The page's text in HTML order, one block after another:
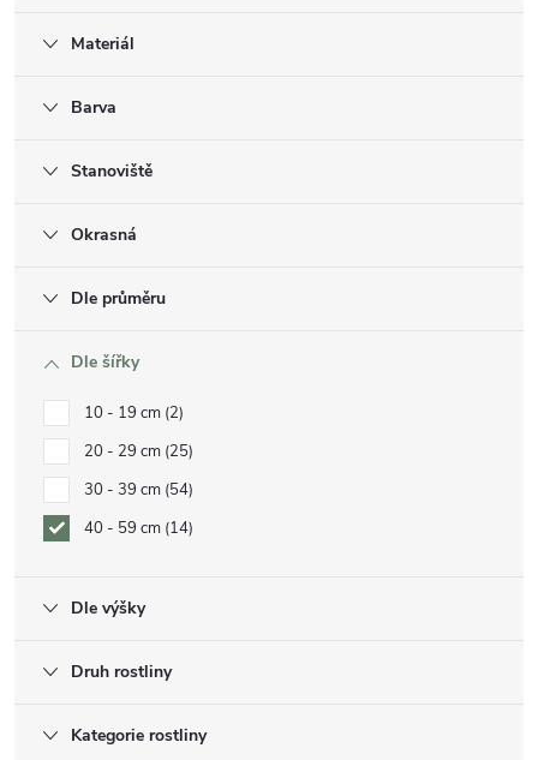
Materiál
Barva
Stanoviště
Okrasná
Dle průměru
Dle šířky
10 - 19 cm 2
20 - 29 cm 25
30 - 39 cm 54
40 - 59 cm 14
Dle výšky
Druh rostliny
Kategorie rostliny